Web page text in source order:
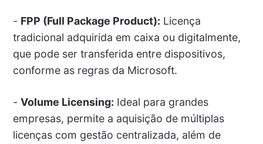
- FPP (Full Package Product): Licença
tradicional adquirida em caixa ou digitalmente,
que pode ser transferida entre dispositivos,
conforme as regras da Microsoft.
- Volume Licensing: Ideal para grandes
empresas, permite a aquisição de múltiplas
licenças com gestão centralizada, além de